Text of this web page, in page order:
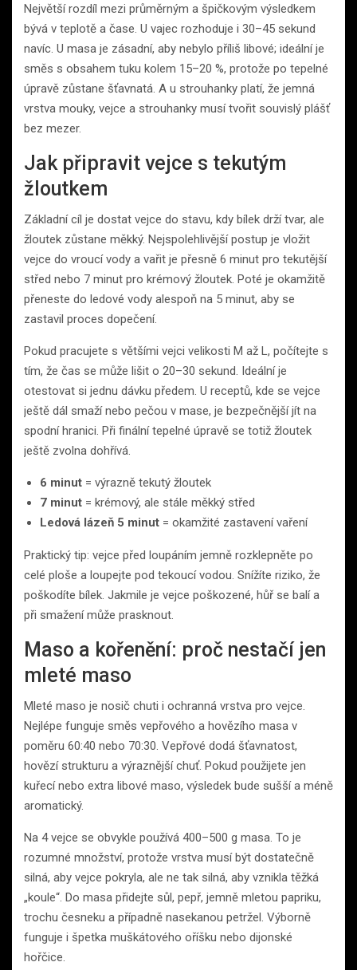
Největší rozdíl mezi průměrným a špičkovým výsledkem
bývá v teplotě a čase. U vajec rozhoduje i 30–45 sekund
navíc. U masa je zásadní, aby nebylo příliš libové; ideální je
směs s obsahem tuku kolem 15–20 %, protože po tepelné
úpravě zůstane šťavnatá. A u strouhanky platí, že jemná
vrstva mouky, vejce a strouhanky musí tvořit souvislý plášť
bez mezer.
Jak připravit vejce s tekutým
žloutkem
Základní cíl je dostat vejce do stavu, kdy bílek drží tvar, ale
žloutek zůstane měkký. Nejspolehlivější postup je vložit
vejce do vroucí vody a vařit je přesně 6 minut pro tekutější
střed nebo 7 minut pro krémový žloutek. Poté je okamžitě
přeneste do ledové vody alespoň na 5 minut, aby se
zastavil proces dopečení.
Pokud pracujete s většími vejci velikosti M až L, počítejte s
tím, že čas se může lišit o 20–30 sekund. Ideální je
otestovat si jednu dávku předem. U receptů, kde se vejce
ještě dál smaží nebo pečou v mase, je bezpečnější jít na
spodní hranici. Při finální tepelné úpravě se totiž žloutek
ještě zvolna dohřívá.
6 minut = výrazně tekutý žloutek
7 minut = krémový, ale stále měkký střed
Ledová lázeň 5 minut = okamžité zastavení vaření
Praktický tip: vejce před loupáním jemně rozklepněte po
celé ploše a loupejte pod tekoucí vodou. Snížíte riziko, že
poškodíte bílek. Jakmile je vejce poškozené, hůř se balí a
při smažení může prasknout.
Maso a kořenění: proč nestačí jen
mleté maso
Mleté maso je nosič chuti i ochranná vrstva pro vejce.
Nejlépe funguje směs vepřového a hovězího masa v
poměru 60:40 nebo 70:30. Vepřové dodá šťavnatost,
hovězí strukturu a výraznější chuť. Pokud použijete jen
kuřecí nebo extra libové maso, výsledek bude sušší a méně
aromatický.
Na 4 vejce se obvykle používá 400–500 g masa. To je
rozumné množství, protože vrstva musí být dostatečně
silná, aby vejce pokryla, ale ne tak silná, aby vznikla těžká
„koule“. Do masa přidejte sůl, pepř, jemně mletou papriku,
trochu česneku a případně nasekanou petržel. Výborně
funguje i špetka muškátového oříšku nebo dijonské
hořčice.